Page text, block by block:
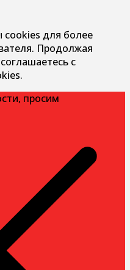
cookies для более
Продолжая
с
просим